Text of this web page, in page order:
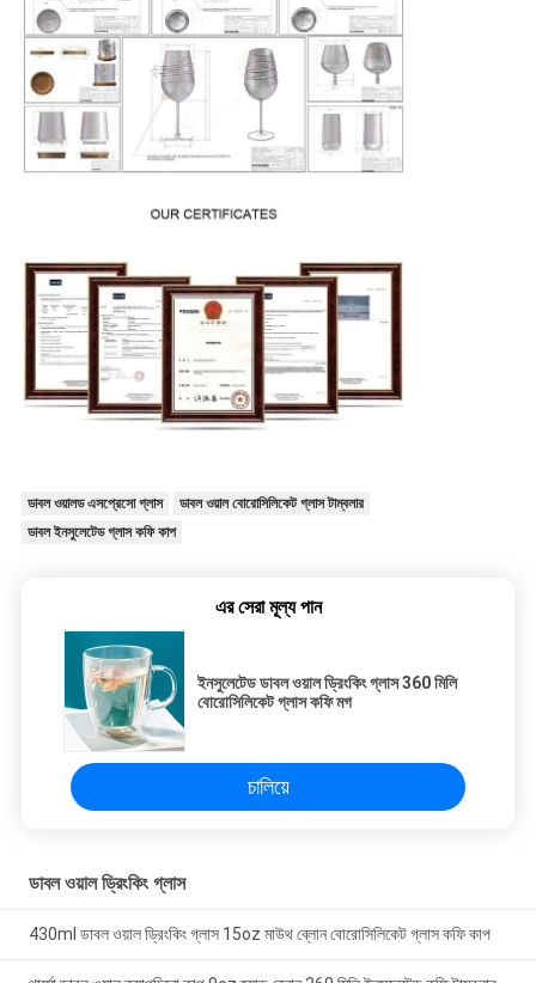
ডাবল ওয়ালড এসপ্রেসো গ্লাস
ডাবল ওয়াল বোরোসিলিকেট গ্লাস টাম্বলার
ডাবল ইনসুলেটেড গ্লাস কফি কাপ
এর সেরা মূল্য পান
ইনসুলেটেড ডাবল ওয়াল ড্রিংকিং গ্লাস 360 মিলি
বোরোসিলিকেট গ্লাস কফি মগ
চালিয়ে
ডাবল ওয়াল ড্রিংকিং গ্লাস
430ml ডাবল ওয়াল ড্রিংকিং গ্লাস 15oz মাউথ ব্লোন বোরোসিলিকেট গ্লাস কফি কাপ